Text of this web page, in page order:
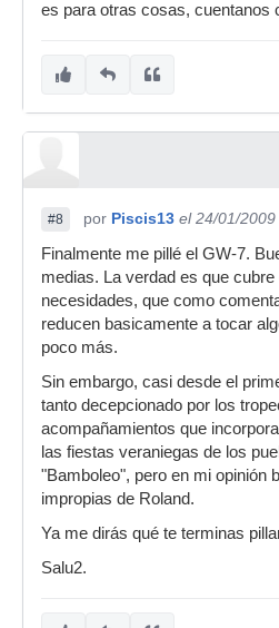
es para otras cosas, cuentanos
#8 por Piscis13 el 24/01/2009
Finalmente me pillé el GW-7.
medias. La verdad es que
necesidades, que como
reducen basicamente a tocar
poco más.
Sin embargo, casi desde el
tanto decepcionado por los
acompañamientos que
las fiestas veraniegas de los
"Bamboleo", pero en mi opinión
impropias de Roland.
Ya me dirás qué te terminas
Salu2.